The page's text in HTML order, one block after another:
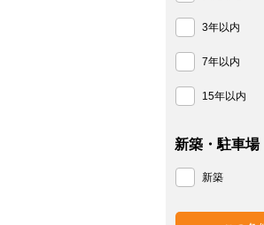
3年以内
7年以内
15年以内
新築・駐車場
新築